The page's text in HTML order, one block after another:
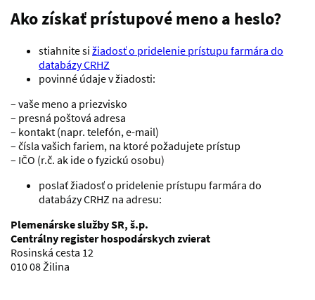
Ako získať prístupové meno a heslo?
stiahnite si žiadosť o pridelenie prístupu farmára do
databázy CRHZ
povinné údaje v žiadosti:
– vaše meno a priezvisko
– presná poštová adresa
– kontakt (napr. telefón, e-mail)
– čísla vašich fariem, na ktoré požadujete prístup
– IČO (r.č. ak ide o fyzickú osobu)
poslať žiadosť o pridelenie prístupu farmára do
databázy CRHZ na adresu:
Plemenárske služby SR, š.p.
Centrálny register hospodárskych zvierat
Rosinská cesta 12
010 08 Žilina